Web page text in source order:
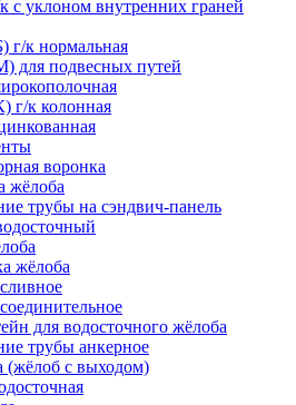
с уклоном внутренних граней
г/к нормальная
для подвесных путей
г/к колонная
воронка
жёлоба
трубы на сэндвич-панель
жёлоба
для водосточного жёлоба
трубы анкерное
(жёлоб с выходом)